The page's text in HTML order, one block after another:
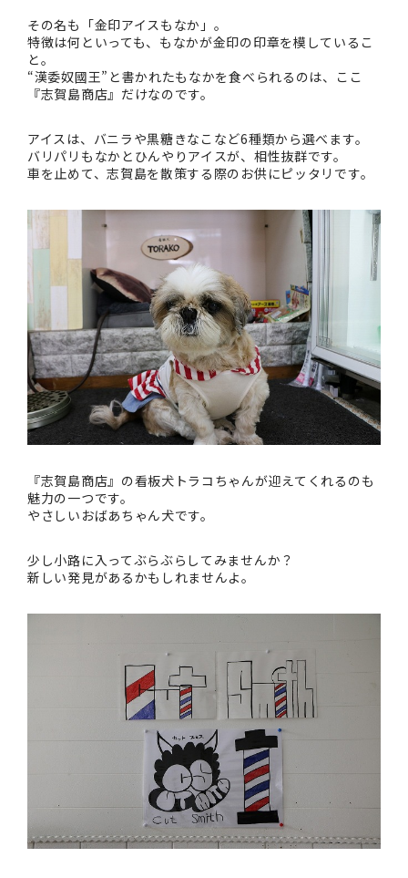
その名も「金印アイスもなか」。
特徴は何といっても、もなかが金印の印章を模しているこ
と。
“漢委奴國王”と書かれたもなかを食べられるのは、ここ
『志賀島商店』だけなのです。
アイスは、バニラや黒糖きなこなど6種類から選べます。
バリパリもなかとひんやりアイスが、相性抜群です。
車を止めて、志賀島を散策する際のお供にピッタリです。
『志賀島商店』の看板犬トラコちゃんが迎えてくれるのも
魅力の一つです。
やさしいおばあちゃん犬です。
少し小路に入ってぶらぶらしてみませんか？
新しい発見があるかもしれませんよ。